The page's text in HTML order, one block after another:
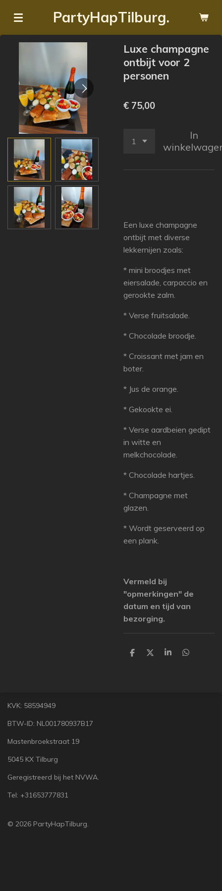
direct
naar
PartyHapTilburg.
Luxe champagne
ontbijt voor 2
personen
€ 75,00
In
Een luxe champagne
ontbijt met diverse
lekkernijen zoals:
* mini broodjes met
eiersalade, carpaccio en
gerookte zalm.
* Verse fruitsalade.
* Chocolade broodje.
* Croissant met jam en
boter.
* Jus de orange.
* Gekookte ei.
* Verse aardbeien gedipt
in witte en
melkchocolade.
* Chocolade hartjes.
* Champagne met
glazen.
* Wordt geserveerd op
een plank.
Vermeld bij
"opmerkingen" de
datum en tijd van
bezorging.
D
D
S
D
KVK: 58594949
BTW-ID: NL001780937B17
Mastenbroekstraat 19
5045 KX Tilburg
Geregistreerd bij het NVWA.
Tel: +31653777831
© 2026 PartyHapTilburg.